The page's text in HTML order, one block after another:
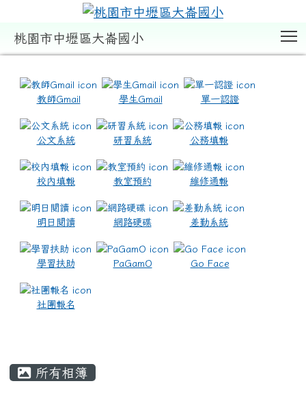
桃園市中壢區大崙國小
教師Gmail 學生Gmail 單一認證
公文系統 研習系統 公務填報
校內填報 教室預約 維修通報
明日閱讀 網路硬碟 差勤系統
學習扶助 PaGamO Go Face
社團報名
所有相簿